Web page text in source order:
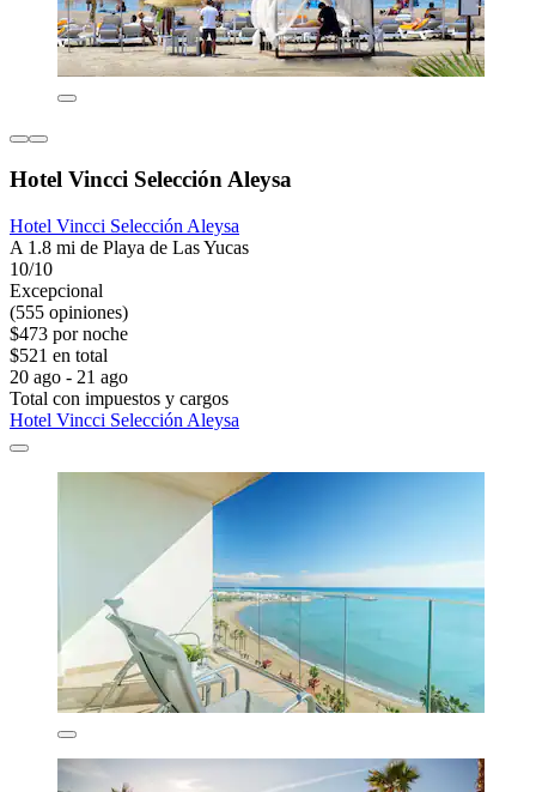
Hotel Vincci Selección Aleysa
Hotel Vincci Selección Aleysa
A 1.8 mi de Playa de Las Yucas
10/10
Excepcional
(555 opiniones)
$473 por noche
$521 en total
20 ago - 21 ago
Total con impuestos y cargos
Hotel Vincci Selección Aleysa